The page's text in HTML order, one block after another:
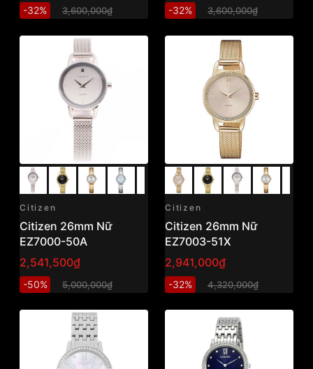
-32% 3,600,000₫ -32% 3,600,000₫
Citizen
Citizen 26mm Nữ
EZ7000-50A
2,541,500₫
-50% 5,000,000₫
Citizen
Citizen 26mm Nữ
EZ7003-51X
2,941,000₫
-32% 4,320,000₫